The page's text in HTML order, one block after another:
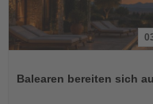
dieBalearen bereiten sich